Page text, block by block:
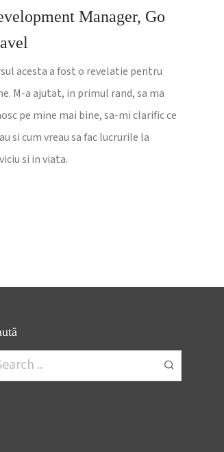
Manager, Go
acesta a fost o revelatie pentru
M-a ajutat, in primul rand, sa ma
pe mine mai bine, sa-mi clarific ce
si cum vreau sa fac lucrurile la
si in viata.